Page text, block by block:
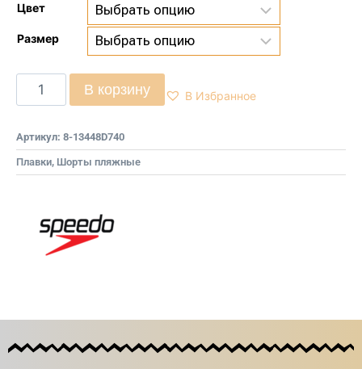
Цвет
Размер
В корзину В Избранное
Артикул: 8-13448D740
Плавки, Шорты пляжные